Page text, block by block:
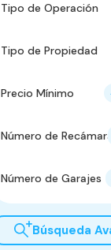
Tipo de Operación
Tipo de Propiedad
Precio Mínimo
Número de
Número de Garajes
Búsqueda